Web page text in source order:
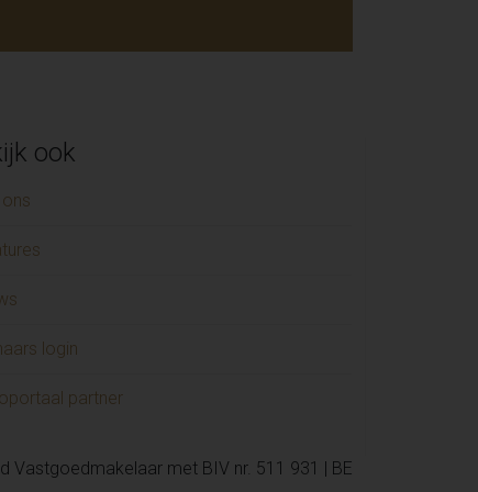
ook
login
partner
Vastgoedmakelaar met BIV nr. 511 931 | BE